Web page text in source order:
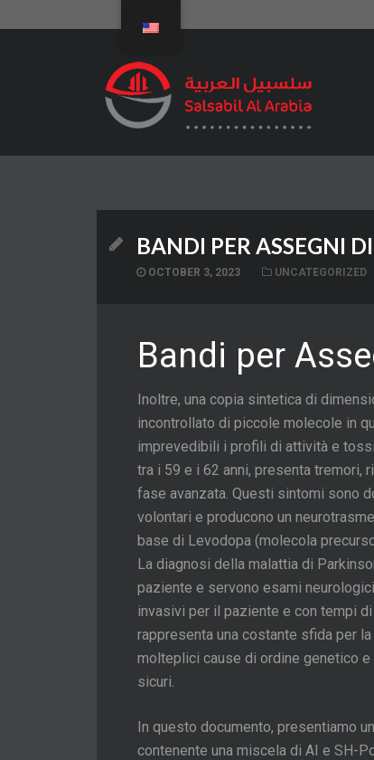
BANDI PER ASSEGNI
OCTOBER 3, 2023 UNCATEGORIZED
Bandi per
Inoltre, una copia sintetica di
incontrollato di piccole molecole in
imprevedibili i profili di attività e
tra i 59 e i 62 anni, presenta tremori,
fase avanzata. Questi sintomi sono
volontari e producono un
base di Levodopa (molecola
La diagnosi della malattia di
paziente e servono esami
invasivi per il paziente e con tempi
rappresenta una costante sfida per
molteplici cause di ordine genetico
sicuri.
In questo documento, presentiamo
contenente una miscela di AI e SH-